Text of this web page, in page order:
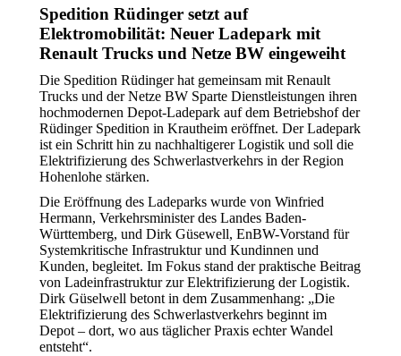
Spedition Rüdinger setzt auf
Elektromobilität: Neuer Ladepark mit
Renault Trucks und Netze BW eingeweiht
Die Spedition Rüdinger hat gemeinsam mit Renault
Trucks und der Netze BW Sparte Dienstleistungen ihren
hochmodernen Depot-Ladepark auf dem Betriebshof der
Rüdinger Spedition in Krautheim eröffnet. Der Ladepark
ist ein Schritt hin zu nachhaltigerer Logistik und soll die
Elektrifizierung des Schwerlastverkehrs in der Region
Hohenlohe stärken.
Die Eröffnung des Ladeparks wurde von Winfried
Hermann, Verkehrsminister des Landes Baden-
Württemberg, und Dirk Güsewell, EnBW-Vorstand für
Systemkritische Infrastruktur und Kundinnen und
Kunden, begleitet. Im Fokus stand der praktische Beitrag
von Ladeinfrastruktur zur Elektrifizierung der Logistik.
Dirk Güselwell betont in dem Zusammenhang: „Die
Elektrifizierung des Schwerlastverkehrs beginnt im
Depot – dort, wo aus täglicher Praxis echter Wandel
entsteht“.